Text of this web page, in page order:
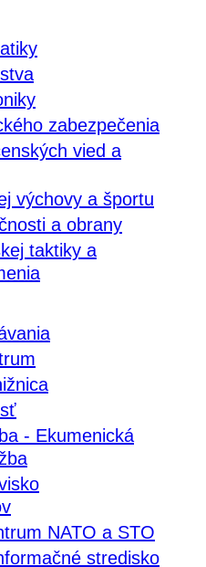
zabezpečenia
vied a
výchovy a športu
a obrany
taktiky a
- Ekumenická
NATO a STO
stredisko